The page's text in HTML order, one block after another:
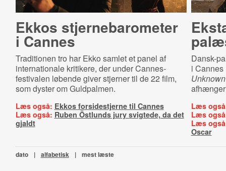
Ekkos stjer­ne­ba­ro­me­ter
i Cannes
Traditionen tro har Ekko samlet et panel af
internationale kritikere, der under Cannes-
festivalen løbende giver stjerner til de 22 film,
som dyster om Guldpalmen.
Læs også: Ekkos forsidestjerne til Cannes
Læs også: Ruben Östlunds jury svigtede, da det
gjaldt
Dansk-
i
Unknown
Læs
Læs
Læs
Oscar
dato | alfabetisk | mest læste